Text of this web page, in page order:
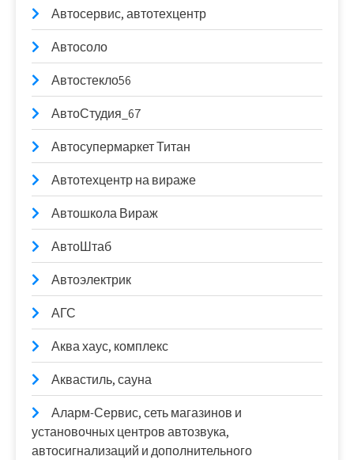
Автосервис, автотехцентр
Автосоло
Автостекло56
АвтоСтудия_67
Автосупермаркет Титан
Автотехцентр на вираже
Автошкола Вираж
АвтоШтаб
Автоэлектрик
АГС
Аква хаус, комплекс
Аквастиль, сауна
Аларм-Сервис, сеть магазинов и
установочных центров автозвука,
автосигнализаций и дополнительного